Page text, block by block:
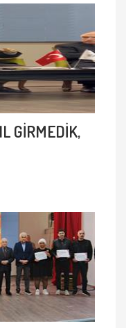
GİRMEDİK,